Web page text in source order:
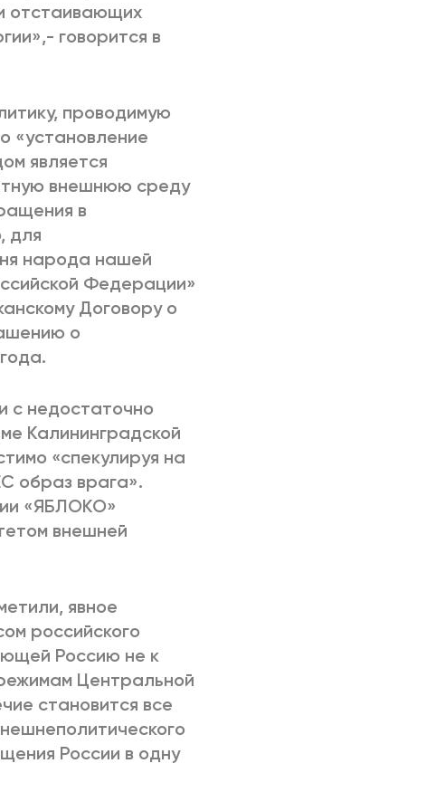
отстаивающих
говорится в
проводимую
«установление
является
внешнюю среду
в
для
народа нашей
Федерации»
Договору о
о
с недостаточно
Калининградской
«спекулируя на
образ врага».
«ЯБЛОКО»
внешней
явное
российского
Россию не к
Центральной
становится все
России в одну